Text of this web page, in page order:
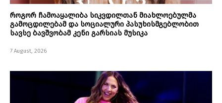
როგორ ჩამოაყალიბა სიკვდილთან მიახლოებულმა
გამოცდილებამ და სოციალური პასუხისმგებლობით
სავსე ბავშვობამ კენი გარსიას მუსიკა
7 August, 2026